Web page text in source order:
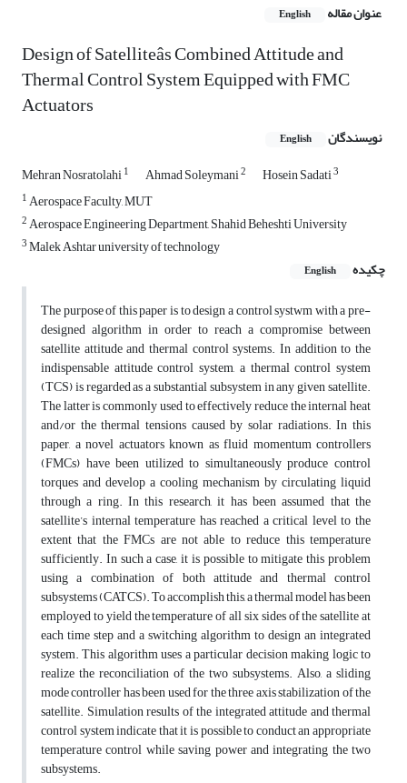
عنوان مقاله English
Design of Satelliteâs Combined Attitude and
Thermal Control System Equipped with FMC
Actuators
نویسندگان English
Mehran Nosratolahi1 Ahmad Soleymani2 Hosein Sadati3
1Aerospace Faculty, MUT
2Aerospace Engineering Department, Shahid Beheshti University
3Malek Ashtar university of technology
چکیده
English
The purpose of this paper is to design a control systwm with a pre-
designed algorithm in order to reach a compromise between
satellite attitude and thermal control systems. In addition to the
indispensable attitude control system, a thermal control system
(TCS) is regarded as a substantial subsystem in any given satellite.
The latter is commonly used to effectively reduce the internal heat
and/or the thermal tensions caused by solar radiations. In this
paper, a novel actuators known as fluid momentum controllers
(FMCs) have been utilized to simultaneously produce control
torques and develop a cooling mechanism by circulating liquid
through a ring. In this research, it has been assumed that the
satellite’s internal temperature has reached a critical level to the
extent that the FMCs are not able to reduce this temperature
sufficiently. In such a case, it is possible to mitigate this problem
using a combination of both attitude and thermal control
subsystems (CATCS). To accomplish this, a thermal model has been
employed to yield the temperature of all six sides of the satellite at
each time step and a switching algorithm to design an integrated
system. This algorithm uses a particular decision making logic to
realize the reconciliation of the two subsystems. Also, a sliding
mode controller has been used for the three axis stabilization of the
satellite. Simulation results of the integrated attitude and thermal
control system indicate that it is possible to conduct an appropriate
temperature control while saving power and integrating the two
subsystems.